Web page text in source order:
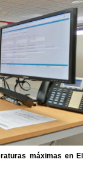
máximas en El